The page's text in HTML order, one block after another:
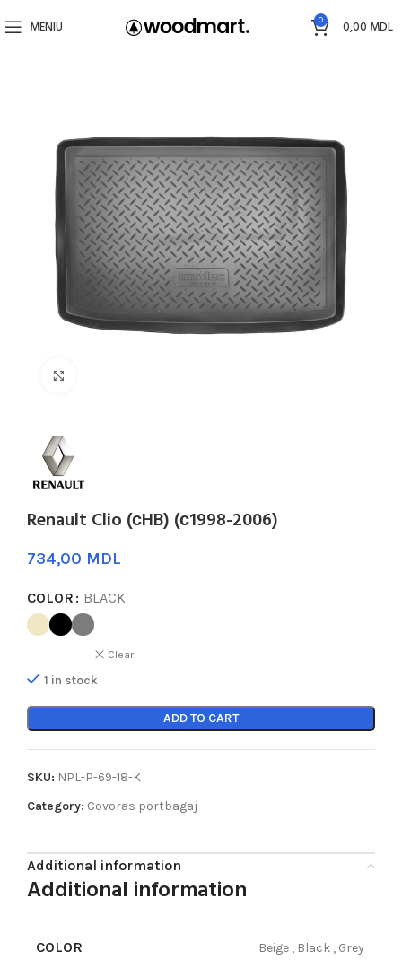
MENIU 0 0,00 MDL
Renault Clio (сHB) (с1998-2006)
MDL
COLOR BLACK
Clear
1 in stock
ADD TO CART
SKU: NPL-P-69-18-K
Category: Covoras portbagaj
Additional information
Additional information
COLOR Beige , Black , Grey